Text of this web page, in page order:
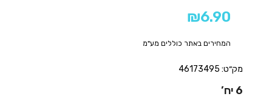
₪6.90
המחירים באתר כוללים מע"מ
מק״ט: 46173495
6 יח’